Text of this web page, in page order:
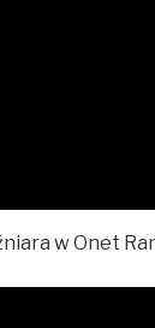
w Onet